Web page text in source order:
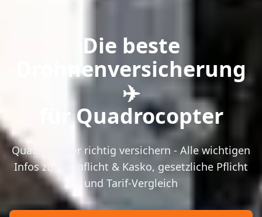
Die beste
Drohnenversicherung
✈️
für Quadrocopter
Quadrocopter richtig versichern - Alle wichtigen
Infos zu Haftpflicht & Kasko, gesetzliche Pflicht
und Tarif-Vergleich